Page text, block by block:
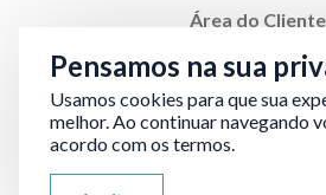
Área do Cliente
Área restrita
Pensamos na sua
Usamos cookies para que sua
melhor. Ao continuar navegando
acordo com os termos.